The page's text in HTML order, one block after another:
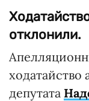
отклонили.
ходатайство
депутата